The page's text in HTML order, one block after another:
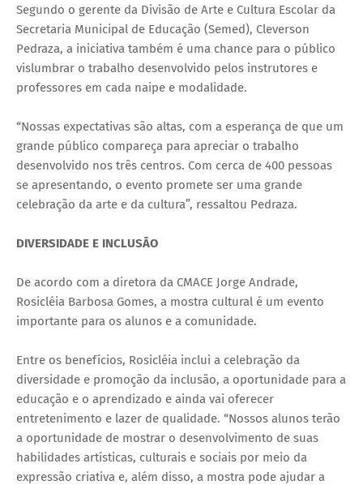
Segundo o gerente da Divisão de Arte e Cultura Escolar da
Secretaria Municipal de Educação (Semed), Cleverson
Pedraza, a iniciativa também é uma chance para o público
vislumbrar o trabalho desenvolvido pelos instrutores e
professores em cada naipe e modalidade.
“Nossas expectativas são altas, com a esperança de que um
grande público compareça para apreciar o trabalho
desenvolvido nos três centros. Com cerca de 400 pessoas
se apresentando, o evento promete ser uma grande
celebração da arte e da cultura”, ressaltou Pedraza.
DIVERSIDADE E INCLUSÃO
De acordo com a diretora da CMACE Jorge Andrade,
Rosicléia Barbosa Gomes, a mostra cultural é um evento
importante para os alunos e a comunidade.
Entre os benefícios, Rosicléia inclui a celebração da
diversidade e promoção da inclusão, a oportunidade para a
educação e o aprendizado e ainda vai oferecer
entretenimento e lazer de qualidade. “Nossos alunos terão
a oportunidade de mostrar o desenvolvimento de suas
habilidades artísticas, culturais e sociais por meio da
expressão criativa e, além disso, a mostra pode ajudar a